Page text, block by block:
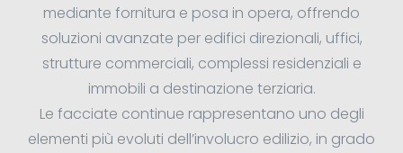
mediante fornitura e posa in opera, offrendo
soluzioni avanzate per edifici direzionali, uffici,
strutture commerciali, complessi residenziali e
immobili a destinazione terziaria.
Le facciate continue rappresentano uno degli
elementi più evoluti dell’involucro edilizio, in grado